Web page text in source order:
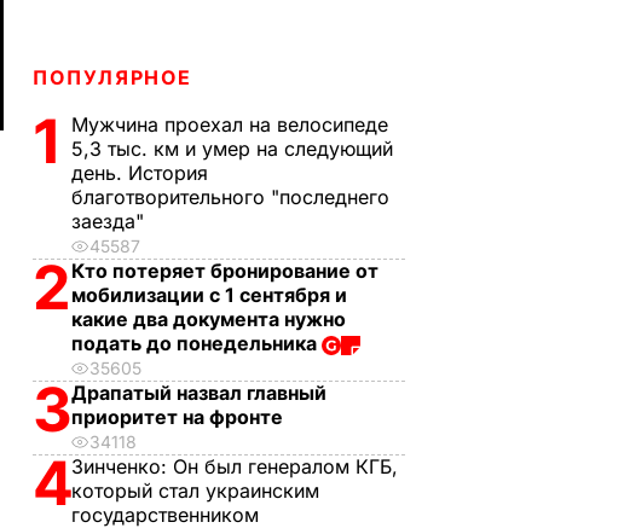
ПОПУЛЯРНОЕ
1
Мужчина проехал на велосипеде
5,3 тыс. км и умер на следующий
день. История
благотворительного "последнего
заезда"
45587
2 Кто потеряет бронирование от
мобилизации с 1 сентября и
какие два документа нужно
подать до понедельника
35605
3Драпатый назвал главный
приоритет на фронте
34118
4Зинченко: Он был генералом КГБ,
который стал украинским
государственником